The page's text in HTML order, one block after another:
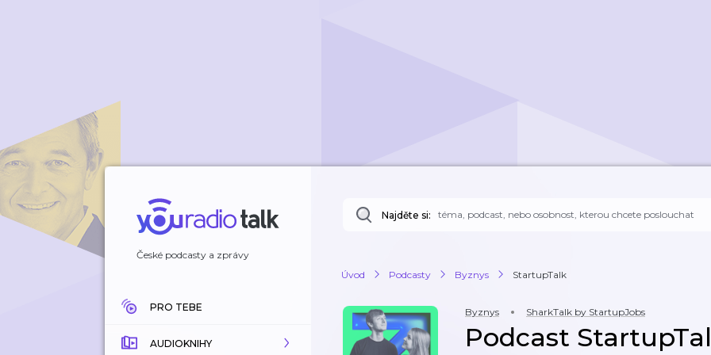
České podcasty a zprávy
PRO TEBE
AUDIOKNIHY
Najděte si:
Úvod Podcasty Byznys StartupTalk
Byznys SharkTalk by StartupJobs
Podcast